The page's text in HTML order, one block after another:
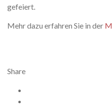
gefeiert.
Mehr dazu erfahren Sie in der
Share